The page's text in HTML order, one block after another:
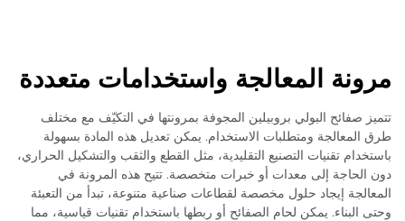
مرونة المعالجة واستخدامات متعددة
تتميز صفائح البولي بروبيلين المجوفة بمرونتها في التكيّف مع مختلف
طرق المعالجة ومتطلبات الاستخدام. يمكن تعديل هذه المادة بسهولة
باستخدام تقنيات التصنيع التقليدية، مثل القطع والثقب والتشكيل الحراري،
دون الحاجة إلى معدات أو خبرات متخصصة. تتيح هذه المرونة في
المعالجة إيجاد حلول مخصصة لقطاعات صناعية متنوعة، تبدأ من التعبئة
وحتى البناء. يمكن لحام الصفائح أو ربطها باستخدام تقنيات قياسية، مما